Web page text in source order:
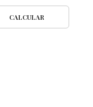
CALCULAR